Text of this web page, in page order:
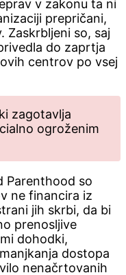
v zakonu ta ni
prepričani,
Zaskrbljeni so, saj
do zaprtja
centrov po vsej
zagotavlja
ogroženim
Parenthood so
ne financira iz
jih skrbi, da bi
prenosljive
dohodki,
dostopa
nenačrtovanih